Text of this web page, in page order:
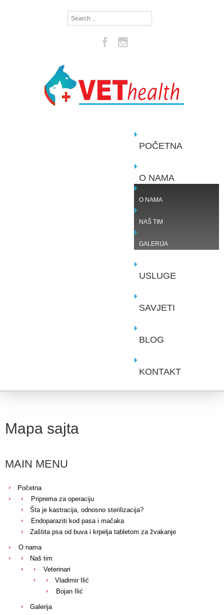
Search
...
POČETNA
O NAMA
O NAMA
NAŠ TIM
GALERIJA
USLUGE
SAVJETI
BLOG
KONTAKT
Mapa sajta
MAIN MENU
Početna
Priprema za operaciju
Šta je kastracija, odnosno sterilizacija?
Endoparaziti kod pasa i mačaka
Zaštita psa od buva i krpelja tabletom za žvakanje
O nama
Naš tim
Veterinari
Vladimir Ilić
Bojan Ilić
Galerija